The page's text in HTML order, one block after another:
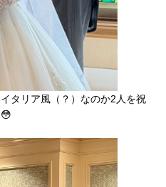
タリア風（？）なのか2人を祝